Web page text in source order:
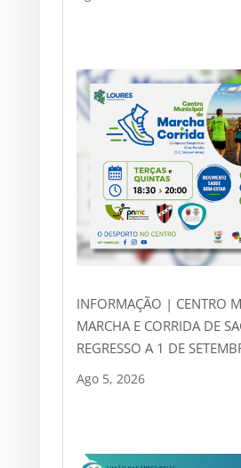
INFORMAÇÃO | CENTRO
MARCHA E CORRIDA DE
REGRESSO A 1 DE
Ago 5, 2026